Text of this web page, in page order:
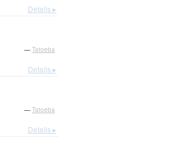
Details ▸
— Tatoeba
Details ▸
— Tatoeba
Details ▸